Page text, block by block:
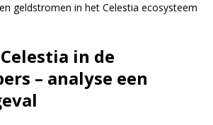
geldstromen in het Celestia ecosysteem
in de
– analyse een